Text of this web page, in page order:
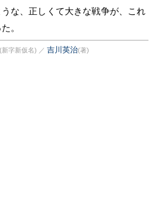
な、正しくて大きな戦争が、これ
。
(新字新仮名) ／ 吉川英治(著)